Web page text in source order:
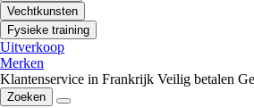
Vechtkunsten
Fysieke training
Uitverkoop
Merken
Klantenservice in Frankrijk Veilig betalen
Zoeken